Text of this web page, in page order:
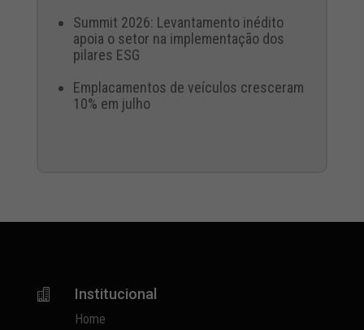
Summit 2026: Levantamento inédito
apoia o setor na implementação dos
pilares ESG
Emplacamentos de veículos cresceram
10% em julho
 Institucional
Home